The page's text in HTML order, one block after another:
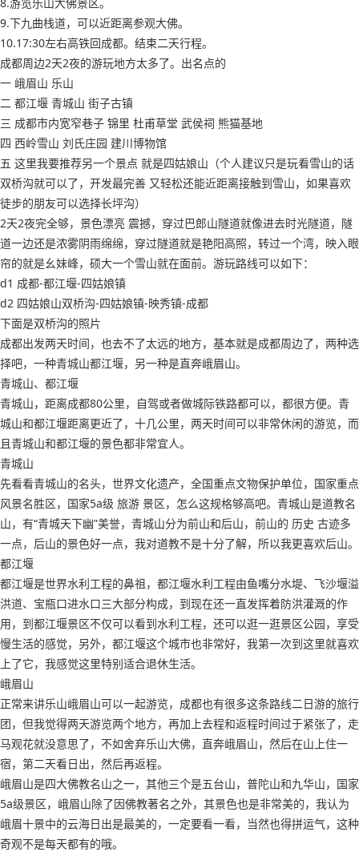
9.下九曲栈道，可以近距离参观大佛。
10.17:30左右高铁回成都。结束二天行程。
成都周边2天2夜的游玩地方太多了。出名点的
一 峨眉山 乐山
二 都江堰 青城山 街子古镇
三 成都市内宽窄巷子 锦里 杜甫草堂 武侯祠 熊猫基地
四 西岭雪山 刘氏庄园 建川博物馆
五 这里我要推荐另一个景点 就是四姑娘山（个人建议只是玩看雪山的话
双桥沟就可以了，开发最完善 又轻松还能近距离接触到雪山，如果喜欢
徒步的朋友可以选择长坪沟）
2天2夜完全够，景色漂亮 震撼，穿过巴郎山隧道就像进去时光隧道，隧
道一边还是浓雾阴雨绵绵，穿过隧道就是艳阳高照，转过一个湾，映入眼
帘的就是幺妹峰，硕大一个雪山就在面前。游玩路线可以如下：
d1 成都-都江堰-四姑娘镇
d2 四姑娘山双桥沟-四姑娘镇-映秀镇-成都
下面是双桥沟的照片
成都出发两天时间，也去不了太远的地方，基本就是成都周边了，两种选
择吧，一种青城山都江堰，另一种是直奔峨眉山。
青城山、都江堰
青城山，距离成都80公里，自驾或者做城际铁路都可以，都很方便。青
城山和都江堰距离更近了，十几公里，两天时间可以非常休闲的游览，而
且青城山和都江堰的景色都非常宜人。
青城山
先看看青城山的名头，世界文化遗产，全国重点文物保护单位，国家重点
风景名胜区，国家5a级 旅游 景区，怎么这规格够高吧。青城山是道教名
山，有“青城天下幽”美誉，青城山分为前山和后山，前山的 历史 古迹多
一点，后山的景色好一点，我对道教不是十分了解，所以我更喜欢后山。
都江堰
都江堰是世界水利工程的鼻祖，都江堰水利工程由鱼嘴分水堤、飞沙堰溢
洪道、宝瓶口进水口三大部分构成，到现在还一直发挥着防洪灌溉的作
用，到都江堰景区不仅可以看到水利工程，还可以逛一逛景区公园，享受
慢生活的感觉，另外，都江堰这个城市也非常好，我第一次到这里就喜欢
上了它，我感觉这里特别适合退休生活。
峨眉山
正常来讲乐山峨眉山可以一起游览，成都也有很多这条路线二日游的旅行
团，但我觉得两天游览两个地方，再加上去程和返程时间过于紧张了，走
马观花就没意思了，不如舍弃乐山大佛，直奔峨眉山，然后在山上住一
宿，第二天看日出，然后再返程。
峨眉山是四大佛教名山之一，其他三个是五台山，普陀山和九华山，国家
5a级景区，峨眉山除了因佛教著名之外，其景色也是非常美的，我认为
峨眉十景中的云海日出是最美的，一定要看一看，当然也得拼运气，这种
奇观不是每天都有的哦。